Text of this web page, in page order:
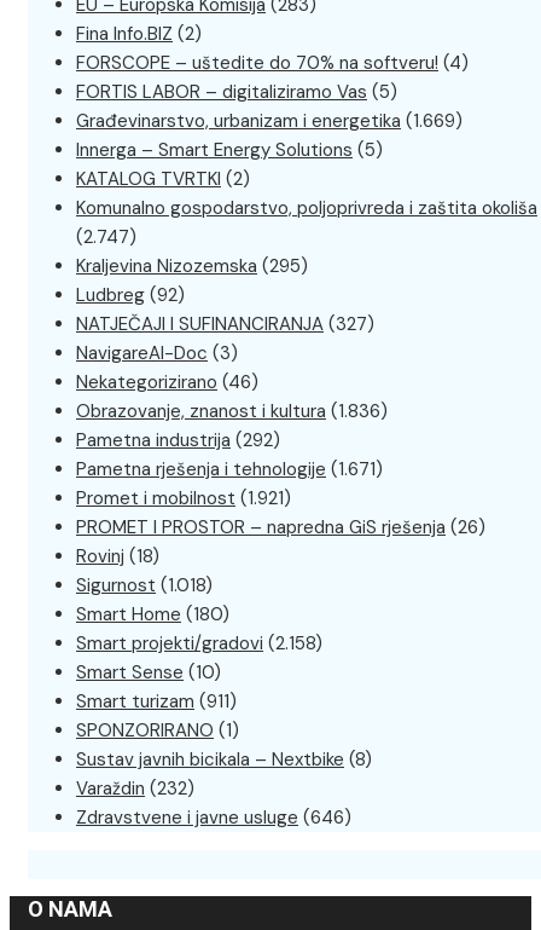
Fina Info.BIZ (2)
FORSCOPE – uštedite do 70% na softveru! (4)
FORTIS LABOR – digitaliziramo Vas (5)
Građevinarstvo, urbanizam i energetika (1.669)
Innerga – Smart Energy Solutions (5)
KATALOG TVRTKI (2)
Komunalno gospodarstvo, poljoprivreda i zaštita okoliša
(2.747)
Kraljevina Nizozemska (295)
Ludbreg (92)
NATJEČAJI I SUFINANCIRANJA (327)
NavigareAI-Doc (3)
Nekategorizirano (46)
Obrazovanje, znanost i kultura (1.836)
Pametna industrija (292)
Pametna rješenja i tehnologije (1.671)
Promet i mobilnost (1.921)
PROMET I PROSTOR – napredna GiS rješenja (26)
Rovinj (18)
Sigurnost (1.018)
Smart Home (180)
Smart projekti/gradovi (2.158)
Smart Sense (10)
Smart turizam (911)
SPONZORIRANO (1)
Sustav javnih bicikala – Nextbike (8)
Varaždin (232)
Zdravstvene i javne usluge (646)
O NAMA